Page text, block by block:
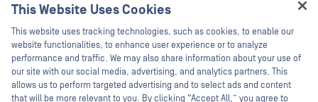
技術文書
トレーニング
脆弱性対策プログラム
パートナー
認証
ホワイトペーパー
無料ツール
This Website Uses Cookies
This website uses tracking technologies, such as cookies, to enable our
website functionalities, to enhance user experience or to analyze
performance and traffic. We may also share information about your use of
our site with our social media, advertising, and analytics partners. This
allows us to perform targeted advertising and to select ads and content
that will be more relevant to you. By clicking “Accept All,” you agree to
Hey there!
I'm Ozzy, your OPSWAT virtual assistant.
How can I help you secure what's critical
today?